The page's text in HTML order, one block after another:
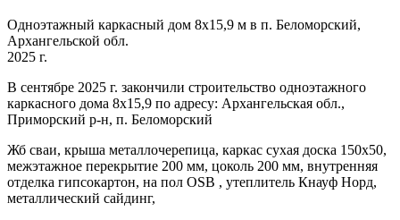
Одноэтажный каркасный дом 8х15,9 м в п. Беломорский,
Архангельской обл.
2025 г.
В сентябре 2025 г. закончили строительство одноэтажного
каркасного дома 8х15,9 по адресу: Архангельская обл.,
Приморский р-н, п. Беломорский
Жб сваи, крыша металлочерепица, каркас сухая доска 150х50,
межэтажное перекрытие 200 мм, цоколь 200 мм, внутренняя
отделка гипсокартон, на пол OSB , утеплитель Кнауф Норд,
металлический сайдинг,